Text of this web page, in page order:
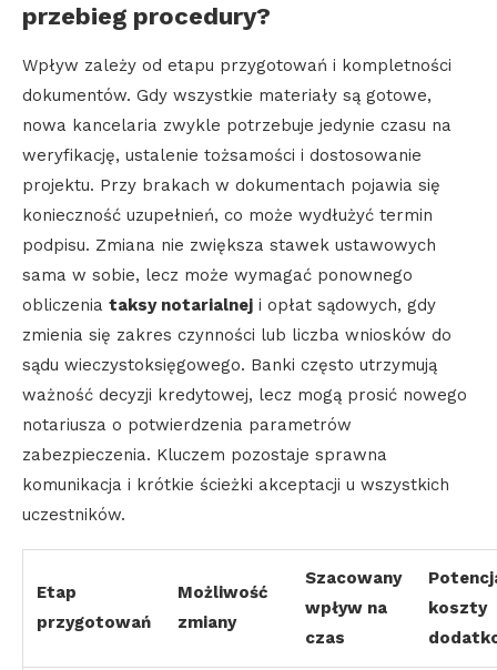
przebieg procedury?
Wpływ zależy od etapu przygotowań i kompletności
dokumentów. Gdy wszystkie materiały są gotowe,
nowa kancelaria zwykle potrzebuje jedynie czasu na
weryfikację, ustalenie tożsamości i dostosowanie
projektu. Przy brakach w dokumentach pojawia się
konieczność uzupełnień, co może wydłużyć termin
podpisu. Zmiana nie zwiększa stawek ustawowych
sama w sobie, lecz może wymagać ponownego
obliczenia taksy notarialnej i opłat sądowych, gdy
zmienia się zakres czynności lub liczba wniosków do
sądu wieczystoksięgowego. Banki często utrzymują
ważność decyzji kredytowej, lecz mogą prosić nowego
notariusza o potwierdzenia parametrów
zabezpieczenia. Kluczem pozostaje sprawna
komunikacja i krótkie ścieżki akceptacji u wszystkich
uczestników.
Etap
przygotowań
Możliwość
zmiany
Szacowany
wpływ na
czas
koszty